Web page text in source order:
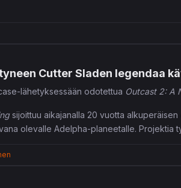
Cutter Sladen legendaa
lähetyksessään odotettua Outcast 2: A
sijoittuu aikajanalla 20 vuotta alkuperäisen
olevalle Adelpha-planeetalle. Projektia